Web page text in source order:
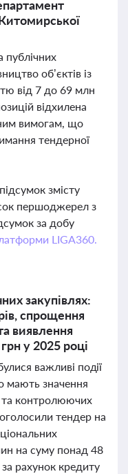
публічних
об’єктів із
від 7 до 69 млн
відхилена
вимогам, що
тендерної
змісту
першоджерел з
за добу
LIGA360.
закупівлях:
спрощення
виявлення
у 2025 році
важливі події
мають значення
та контролюючих
тендер на
на суму понад 48
рахунок кредиту